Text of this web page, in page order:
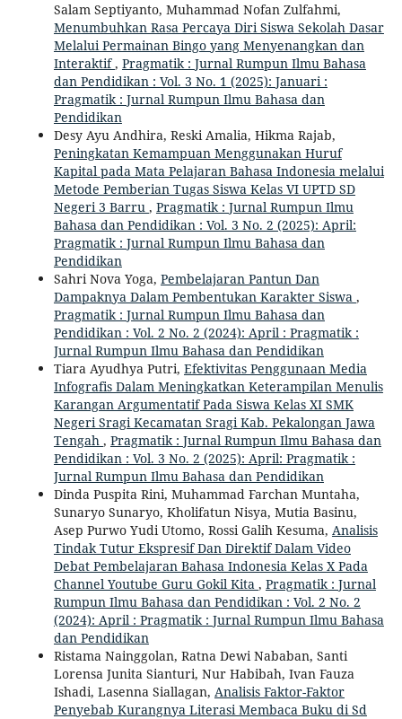
Salam Septiyanto, Muhammad Nofan Zulfahmi,
Menumbuhkan Rasa Percaya Diri Siswa Sekolah Dasar
Melalui Permainan Bingo yang Menyenangkan dan
Interaktif, Pragmatik : Jurnal Rumpun Ilmu Bahasa
dan Pendidikan : Vol. 3 No. 1 (2025): Januari :
Pragmatik : Jurnal Rumpun Ilmu Bahasa dan
Pendidikan
Desy Ayu Andhira, Reski Amalia, Hikma Rajab,
Peningkatan Kemampuan Menggunakan Huruf
Kapital pada Mata Pelajaran Bahasa Indonesia melalui
Metode Pemberian Tugas Siswa Kelas VI UPTD SD
Negeri 3 Barru , Pragmatik : Jurnal Rumpun Ilmu
Bahasa dan Pendidikan : Vol. 3 No. 2 (2025): April:
Pragmatik : Jurnal Rumpun Ilmu Bahasa dan
Pendidikan
Sahri Nova Yoga, Pembelajaran Pantun Dan
Dampaknya Dalam Pembentukan Karakter Siswa ,
Pragmatik : Jurnal Rumpun Ilmu Bahasa dan
Pendidikan : Vol. 2 No. 2 (2024): April : Pragmatik :
Jurnal Rumpun Ilmu Bahasa dan Pendidikan
Tiara Ayudhya Putri, Efektivitas Penggunaan Media
Infografis Dalam Meningkatkan Keterampilan Menulis
Karangan Argumentatif Pada Siswa Kelas XI SMK
Negeri Sragi Kecamatan Sragi Kab. Pekalongan Jawa
Tengah , Pragmatik : Jurnal Rumpun Ilmu Bahasa dan
Pendidikan : Vol. 3 No. 2 (2025): April: Pragmatik :
Jurnal Rumpun Ilmu Bahasa dan Pendidikan
Dinda Puspita Rini, Muhammad Farchan Muntaha,
Sunaryo Sunaryo, Kholifatun Nisya, Mutia Basinu,
Asep Purwo Yudi Utomo, Rossi Galih Kesuma, Analisis
Tindak Tutur Ekspresif Dan Direktif Dalam Video
Debat Pembelajaran Bahasa Indonesia Kelas X Pada
Channel Youtube Guru Gokil Kita , Pragmatik : Jurnal
Rumpun Ilmu Bahasa dan Pendidikan : Vol. 2 No. 2
(2024): April : Pragmatik : Jurnal Rumpun Ilmu Bahasa
dan Pendidikan
Ristama Nainggolan, Ratna Dewi Nababan, Santi
Lorensa Junita Sianturi, Nur Habibah, Ivan Fauza
Ishadi, Lasenna Siallagan, Analisis Faktor-Faktor
Penyebab Kurangnya Literasi Membaca Buku di Sd